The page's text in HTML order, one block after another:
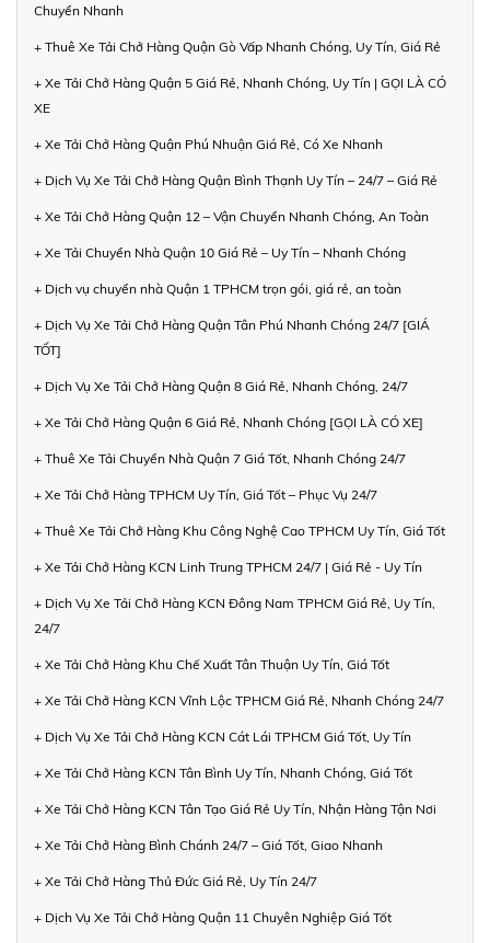
Chuyển Nhanh
+ Thuê Xe Tải Chở Hàng Quận Gò Vấp Nhanh Chóng, Uy Tín, Giá Rẻ
+ Xe Tải Chở Hàng Quận 5 Giá Rẻ, Nhanh Chóng, Uy Tín | GỌI LÀ CÓ
XE
+ Xe Tải Chở Hàng Quận Phú Nhuận Giá Rẻ, Có Xe Nhanh
+ Dịch Vụ Xe Tải Chở Hàng Quận Bình Thạnh Uy Tín – 24/7 – Giá Rẻ
+ Xe Tải Chở Hàng Quận 12 – Vận Chuyển Nhanh Chóng, An Toàn
+ Xe Tải Chuyển Nhà Quận 10 Giá Rẻ – Uy Tín – Nhanh Chóng
+ Dịch vụ chuyển nhà Quận 1 TPHCM trọn gói, giá rẻ, an toàn
+ Dịch Vụ Xe Tải Chở Hàng Quận Tân Phú Nhanh Chóng 24/7 [GIÁ
TỐT]
+ Dịch Vụ Xe Tải Chở Hàng Quận 8 Giá Rẻ, Nhanh Chóng, 24/7
+ Xe Tải Chở Hàng Quận 6 Giá Rẻ, Nhanh Chóng [GỌI LÀ CÓ XE]
+ Thuê Xe Tải Chuyển Nhà Quận 7 Giá Tốt, Nhanh Chóng 24/7
+ Xe Tải Chở Hàng TPHCM Uy Tín, Giá Tốt – Phục Vụ 24/7
+ Thuê Xe Tải Chở Hàng Khu Công Nghệ Cao TPHCM Uy Tín, Giá Tốt
+ Xe Tải Chở Hàng KCN Linh Trung TPHCM 24/7 | Giá Rẻ - Uy Tín
+ Dịch Vụ Xe Tải Chở Hàng KCN Đông Nam TPHCM Giá Rẻ, Uy Tín,
24/7
+ Xe Tải Chở Hàng Khu Chế Xuất Tân Thuận Uy Tín, Giá Tốt
+ Xe Tải Chở Hàng KCN Vĩnh Lộc TPHCM Giá Rẻ, Nhanh Chóng 24/7
+ Dịch Vụ Xe Tải Chở Hàng KCN Cát Lái TPHCM Giá Tốt, Uy Tín
+ Xe Tải Chở Hàng KCN Tân Bình Uy Tín, Nhanh Chóng, Giá Tốt
+ Xe Tải Chở Hàng KCN Tân Tạo Giá Rẻ Uy Tín, Nhận Hàng Tận Nơi
+ Xe Tải Chở Hàng Bình Chánh 24/7 – Giá Tốt, Giao Nhanh
+ Xe Tải Chở Hàng Thủ Đức Giá Rẻ, Uy Tín 24/7
+ Dịch Vụ Xe Tải Chở Hàng Quận 11 Chuyên Nghiệp Giá Tốt